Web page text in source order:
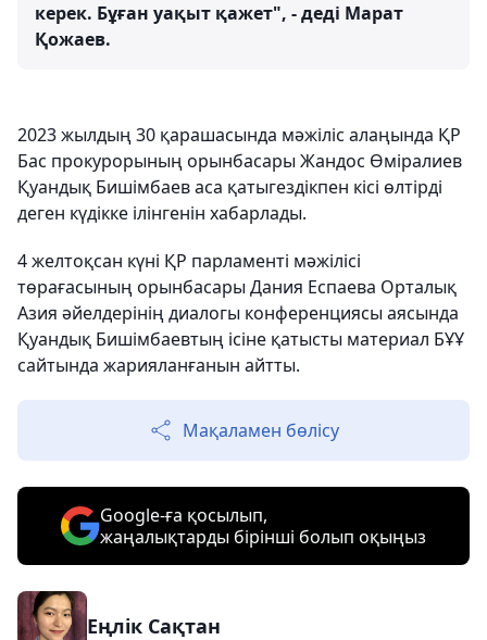
керек. Бұған уақыт қажет", - деді Марат
Қожаев.
2023 жылдың 30 қарашасында мәжіліс алаңында ҚР
Бас прокурорының орынбасары Жандос Өміралиев
Қуандық Бишімбаев аса қатыгездікпен кісі өлтірді
деген күдікке ілінгенін хабарлады.
4 желтоқсан күні ҚР парламенті мәжілісі
төрағасының орынбасары Дания Еспаева Орталық
Азия әйелдерінің диалогы конференциясы аясында
Қуандық Бишімбаевтың ісіне қатысты материал БҰҰ
сайтында жарияланғанын айтты.
Мақаламен бөлісу
Google-ға қосылып,
жаңалықтарды бірінші болып оқыңыз
Еңлік Сақтан